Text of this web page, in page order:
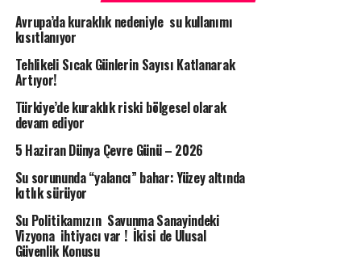
Avrupa’da kuraklık nedeniyle su kullanımı
kısıtlanıyor
Tehlikeli Sıcak Günlerin Sayısı Katlanarak
Artıyor!
Türkiye’de kuraklık riski bölgesel olarak
devam ediyor
5 Haziran Dünya Çevre Günü – 2026
Su sorununda “yalancı” bahar: Yüzey altında
kıtlık sürüyor
Su Politikamızın Savunma Sanayindeki
Vizyona ihtiyacı var ! İkisi de Ulusal
Güvenlik Konusu